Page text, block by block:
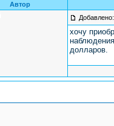
Автор
хочу
долларов.